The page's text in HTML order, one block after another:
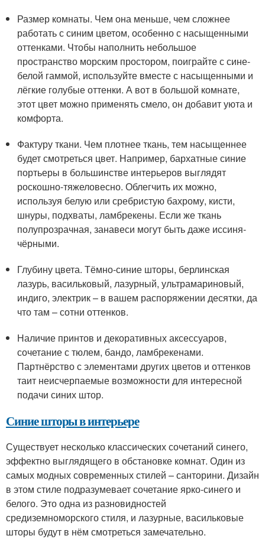
Размер комнаты. Чем она меньше, чем сложнее
работать с синим цветом, особенно с насыщенными
оттенками. Чтобы наполнить небольшое
пространство морским простором, поиграйте с сине-
белой гаммой, используйте вместе с насыщенными и
лёгкие голубые оттенки. А вот в большой комнате,
этот цвет можно применять смело, он добавит уюта и
комфорта.
Фактуру ткани. Чем плотнее ткань, тем насыщеннее
будет смотреться цвет. Например, бархатные синие
портьеры в большинстве интерьеров выглядят
роскошно-тяжеловесно. Облегчить их можно,
используя белую или сребристую бахрому, кисти,
шнуры, подхваты, ламбрекены. Если же ткань
полупрозрачная, занавеси могут быть даже иссиня-
чёрными.
Глубину цвета. Тёмно-синие шторы, берлинская
лазурь, васильковый, лазурный, ультрамариновый,
индиго, электрик – в вашем распоряжении десятки, да
что там – сотни оттенков.
Наличие принтов и декоративных аксессуаров,
сочетание с тюлем, бандо, ламбрекенами.
Партнёрство с элементами других цветов и оттенков
таит неисчерпаемые возможности для интересной
подачи синих штор.
Синие шторы в интерьере
Существует несколько классических сочетаний синего,
эффектно выглядящего в обстановке комнат. Один из
самых модных современных стилей – санторини. Дизайн
в этом стиле подразумевает сочетание ярко-синего и
белого. Это одна из разновидностей
средиземноморского стиля, и лазурные, васильковые
шторы будут в нём смотреться замечательно.